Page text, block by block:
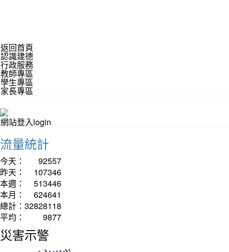
返回首頁
認識建德
行政服務
教師專區
學生專區
家長專區
網站登入login
流量統計
今天：
92557
昨天：
107346
本週：
513446
本月：
624641
總計： 32828118
平均：
9877
災害示警